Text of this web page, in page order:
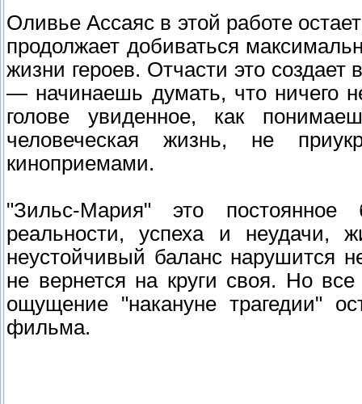
Оливье Ассаяс в этой работе
продолжает добиваться
жизни героев. Отчасти это создает
— начинаешь думать, что ничего
голове увиденное, как
человеческая жизнь, не
киноприемами.
"Зильс-Мария" это
реальности, успеха и неудачи,
неустойчивый баланс нарушится
не вернется на круги своя. Но
ощущение "накануне трагедии"
фильма.